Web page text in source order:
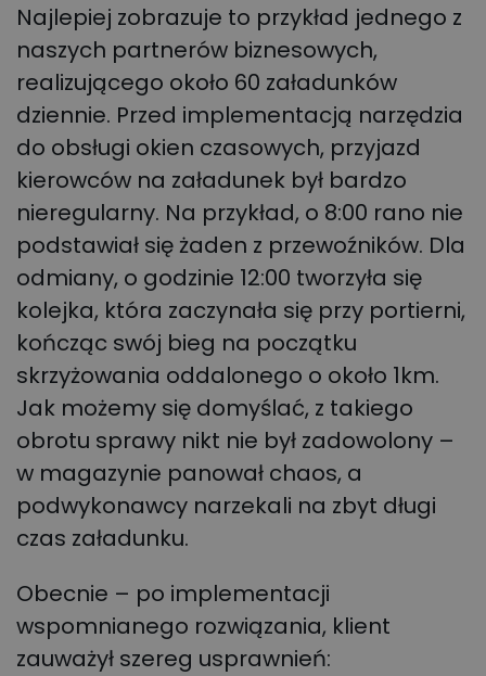
Najlepiej zobrazuje to przykład jednego z
naszych partnerów biznesowych,
realizującego około 60 załadunków
dziennie. Przed implementacją narzędzia
do obsługi okien czasowych, przyjazd
kierowców na załadunek był bardzo
nieregularny. Na przykład, o 8:00 rano nie
podstawiał się żaden z przewoźników. Dla
odmiany, o godzinie 12:00 tworzyła się
kolejka, która zaczynała się przy portierni,
kończąc swój bieg na początku
skrzyżowania oddalonego o około 1km.
Jak możemy się domyślać, z takiego
obrotu sprawy nikt nie był zadowolony –
w magazynie panował chaos, a
podwykonawcy narzekali na zbyt długi
czas załadunku.
Obecnie – po implementacji
wspomnianego rozwiązania, klient
zauważył szereg usprawnień: